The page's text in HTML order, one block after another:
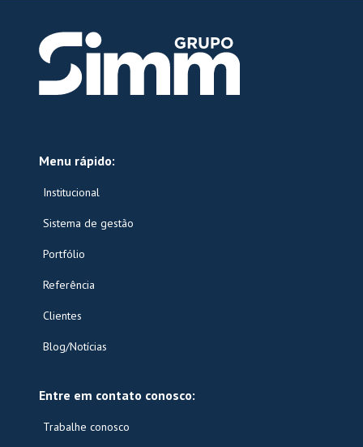
Menu rápido:
Institucional
Sistema de gestão
Portfólio
Referência
Clientes
Blog/Notícias
Entre em contato conosco:
Trabalhe conosco